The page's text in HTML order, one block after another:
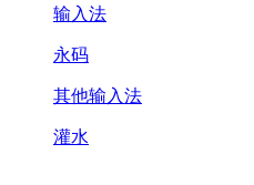
输入法
永码
其他输入法
灌水